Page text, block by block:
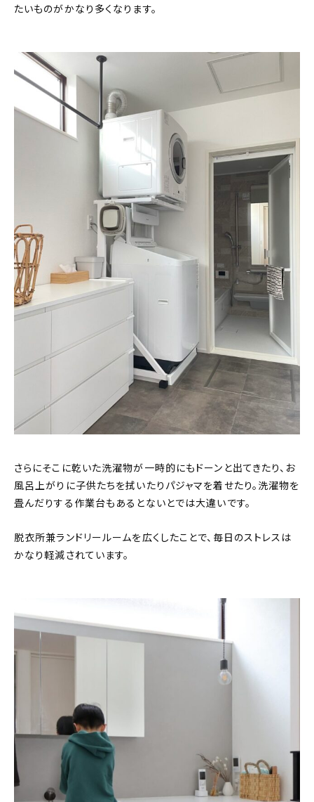
たいものがかなり多くなります。
さらにそこに乾いた洗濯物が一時的にもドーンと出てきたり、お
風呂上がりに子供たちを拭いたりパジャマを着せたり。洗濯物を
畳んだりする作業台もあるとないとでは大違いです。
脱衣所兼ランドリールームを広くしたことで、毎日のストレスは
かなり軽減されています。